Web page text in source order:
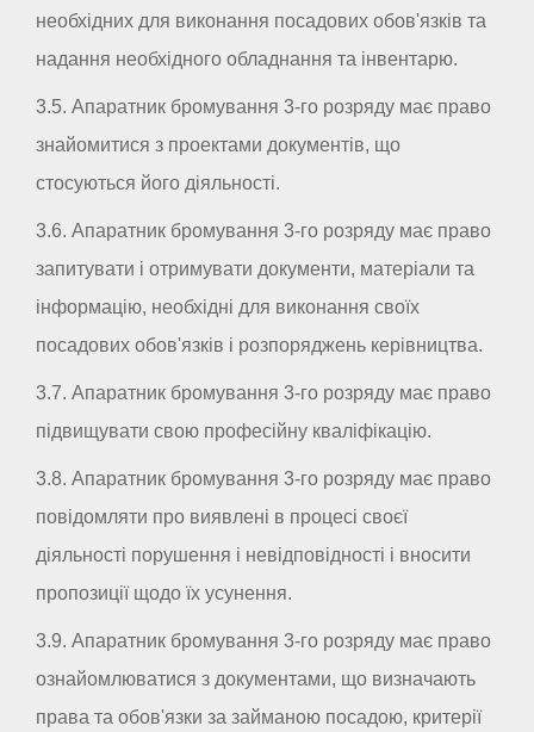
необхідних для виконання посадових обов'язків та
надання необхідного обладнання та інвентарю.
3.5. Апаратник бромування 3-го розряду має право
знайомитися з проектами документів, що
стосуються його діяльності.
3.6. Апаратник бромування 3-го розряду має право
запитувати і отримувати документи, матеріали та
інформацію, необхідні для виконання своїх
посадових обов'язків і розпоряджень керівництва.
3.7. Апаратник бромування 3-го розряду має право
підвищувати свою професійну кваліфікацію.
3.8. Апаратник бромування 3-го розряду має право
повідомляти про виявлені в процесі своєї
діяльності порушення і невідповідності і вносити
пропозиції щодо їх усунення.
3.9. Апаратник бромування 3-го розряду має право
ознайомлюватися з документами, що визначають
права та обов'язки за займаною посадою, критерії